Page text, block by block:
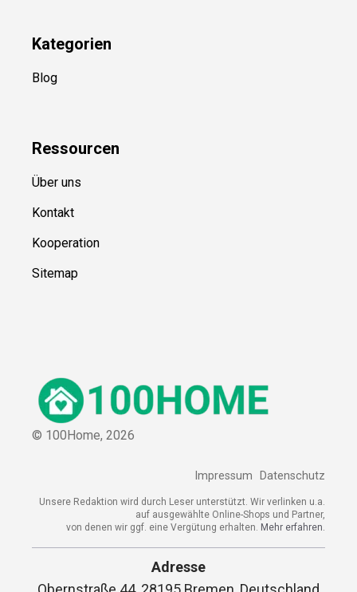
Kategorien
Blog
Ressourcen
Über uns
Kontakt
Kooperation
Sitemap
© 100Home, 2026
Impressum Datenschutz
Unsere Redaktion wird durch Leser unterstützt. Wir verlinken u.a.
auf ausgewählte Online-Shops und Partner,
von denen wir ggf. eine Vergütung erhalten. Mehr erfahren.
Adresse